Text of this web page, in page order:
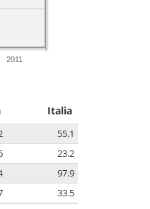
2011
Italia
55.1
23.2
97.9
33.5